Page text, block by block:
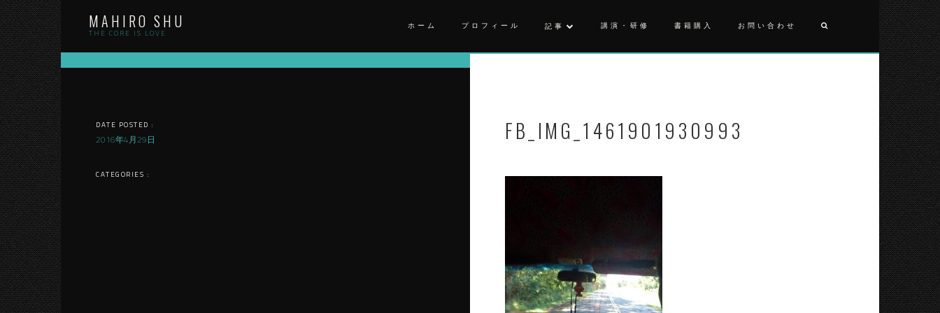
Skip
to
content
MAHIRO SHU
THE CORE IS LOVE
ホーム プロフィール 記事 講演・研修 書籍購入 お問い合わせ
DATE POSTED :
2016年4月29日
CATEGORIES :
FB_IMG_1461901930993
投
稿
ナ
ビ
ゲ
ー
シ
ョ
ン